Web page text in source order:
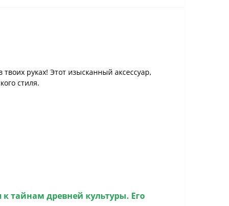
руках! Этот изысканный аксессуар,
стиля.
к тайнам древней культуры. Его